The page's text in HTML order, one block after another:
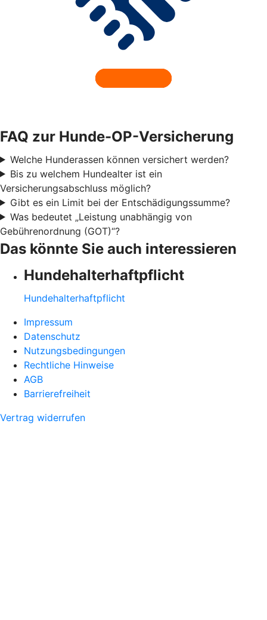
FAQ zur Hunde-OP-Versicherung
Welche Hunderassen können versichert werden?
Bis zu welchem Hundealter ist ein
Versicherungsabschluss möglich?
Gibt es ein Limit bei der Entschädigungssumme?
Was bedeutet „Leistung unabhängig von
Gebührenordnung (GOT)“?
Das könnte Sie auch interessieren
Hundehalter­haftpflicht
Hundehalter­haftpflicht
Impressum
Datenschutz
Nutzungsbedingungen
Rechtliche Hinweise
AGB
Barrierefreiheit
Vertrag widerrufen